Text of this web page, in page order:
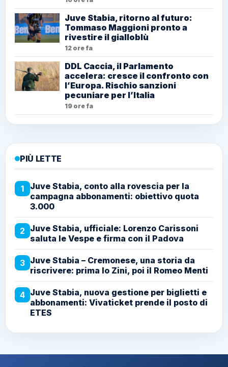
Juve Stabia, ritorno al futuro:
Tommaso Maggioni pronto a
rivestire il gialloblù
12 ore fa
DDL Caccia, il Parlamento
accelera: cresce il confronto con
l’Europa. Rischio sanzioni
pecuniare per l’Italia
19 ore fa
PIÙ LETTE
1
Juve Stabia, conto alla rovescia per la
campagna abbonamenti: obiettivo quota
3.000
2 Juve Stabia, ufficiale: Lorenzo Carissoni
saluta le Vespe e firma con il Padova
3 Juve Stabia – Cremonese, una storia da
riscrivere: prima lo Zini, poi il Romeo Menti
4 Juve Stabia, nuova gestione per biglietti e
abbonamenti: Vivaticket prende il posto di
ETES